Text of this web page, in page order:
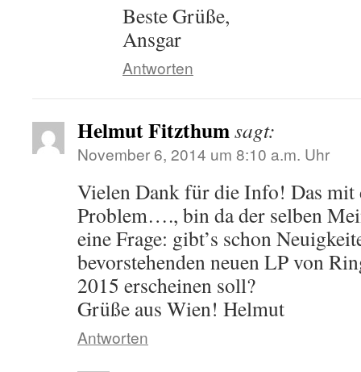
Beste Grüße,
Ansgar
Antworten
Helmut Fitzthumsagt:
November 6, 2014 um 8:10 a.m. Uhr
Vielen Dank für die Info! Das mit
Problem…., bin da der selben
eine Frage: gibt’s schon
bevorstehenden neuen LP von
2015 erscheinen soll?
Grüße aus Wien! Helmut
Antworten